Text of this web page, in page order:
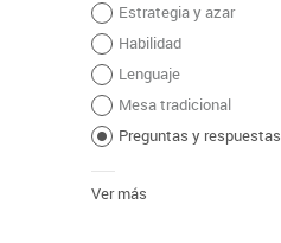
Estrategia y azar
Habilidad
Lenguaje
Mesa tradicional
Preguntas y respuestas
Ver más